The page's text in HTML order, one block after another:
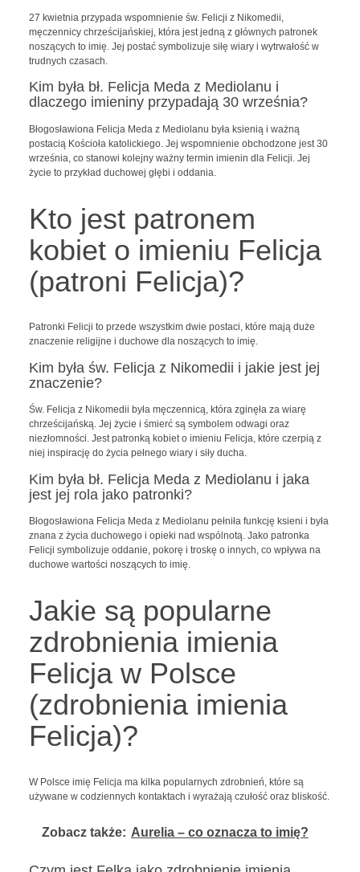
27 kwietnia przypada wspomnienie św. Felicji z Nikomedii,
męczennicy chrześcijańskiej, która jest jedną z głównych patronek
noszących to imię. Jej postać symbolizuje siłę wiary i wytrwałość w
trudnych czasach.
Kim była bł. Felicja Meda z Mediolanu i
dlaczego imieniny przypadają 30 września?
Błogosławiona Felicja Meda z Mediolanu była ksienią i ważną
postacią Kościoła katolickiego. Jej wspomnienie obchodzone jest 30
września, co stanowi kolejny ważny termin imienin dla Felicji. Jej
życie to przykład duchowej głębi i oddania.
Kto jest patronem
kobiet o imieniu Felicja
(patroni Felicja)?
Patronki Felicji to przede wszystkim dwie postaci, które mają duże
znaczenie religijne i duchowe dla noszących to imię.
Kim była św. Felicja z Nikomedii i jakie jest jej
znaczenie?
Św. Felicja z Nikomedii była męczennicą, która zginęła za wiarę
chrześcijańską. Jej życie i śmierć są symbolem odwagi oraz
niezłomności. Jest patronką kobiet o imieniu Felicja, które czerpią z
niej inspirację do życia pełnego wiary i siły ducha.
Kim była bł. Felicja Meda z Mediolanu i jaka
jest jej rola jako patronki?
Błogosławiona Felicja Meda z Mediolanu pełniła funkcję ksieni i była
znana z życia duchowego i opieki nad wspólnotą. Jako patronka
Felicji symbolizuje oddanie, pokorę i troskę o innych, co wpływa na
duchowe wartości noszących to imię.
Jakie są popularne
zdrobnienia imienia
Felicja w Polsce
(zdrobnienia imienia
Felicja)?
W Polsce imię Felicja ma kilka popularnych zdrobnień, które są
używane w codziennych kontaktach i wyrażają czułość oraz bliskość.
Zobacz także: Aurelia – co oznacza to imię?